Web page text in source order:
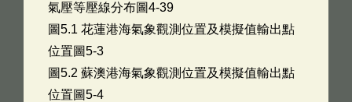
氣壓等壓線分布圖4-39
圖5.1 花蓮港海氣象觀測位置及模擬值輸出點
位置圖5-3
圖5.2 蘇澳港海氣象觀測位置及模擬值輸出點
位置圖5-4